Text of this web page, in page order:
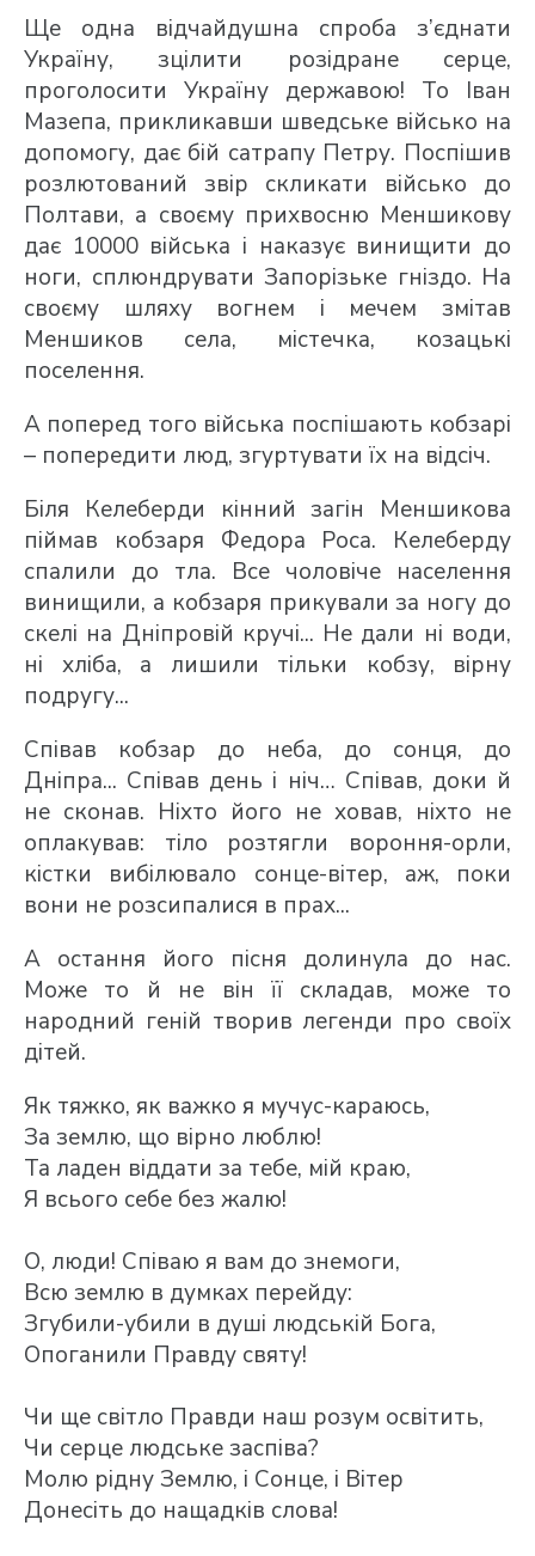
Ще одна відчайдушна спроба з’єднати
Україну, зцілити розі­дране серце,
проголосити Україну державою! То Іван
Мазепа, прикликавши шведське військо на
допомогу, дає бій сатрапу Петру. Поспішив
розлютований звір скликати військо до
Полтави, а своєму прихвосню Меншикову
дає 10000 війська і наказує винищити до
ноги, сплюндрувати Запорізьке гніздо. На
своєму шляху вогнем і мечем змітав
Меншиков села, містечка, козацькі
поселення.
А поперед того війська поспішають кобзарі
– попередити люд, згуртувати їх на відсіч.
Біля Келеберди кінний загін Меншикова
піймав кобзаря Федора Роса. Келеберду
спалили до тла. Все чоловіче населення
винищили, а кобзаря прикували за ногу до
скелі на Дніпровій кручі... Не дали ні води,
ні хліба, а лишили тільки кобзу, вірну
подругу...
Співав кобзар до неба, до сонця, до
Дніпра... Співав день і ніч… Співав, доки й
не сконав. Ніхто його не ховав, ніхто не
оплакував: тіло розтягли вороння-орли,
кістки вибілювало сонце-вітер, аж, поки
вони не розсипалися в прах...
А остання його пісня долинула до нас.
Може то й не він її складав, може то
народний геній творив легенди про своїх
дітей.
Як тяжко, як важко я мучус-караюсь,
За землю, що вірно люблю!
Та ладен віддати за тебе, мій краю,
Я всього себе без жалю!
О, люди! Співаю я вам до знемоги,
Всю землю в думках перейду:
Згубили-убили в душі людській Бога,
Опоганили Правду святу!
Чи ще світло Правди наш розум освітить,
Чи серце людське заспіва?
Молю рідну Землю, і Сонце, і Вітер
Донесіть до нащадків слова!